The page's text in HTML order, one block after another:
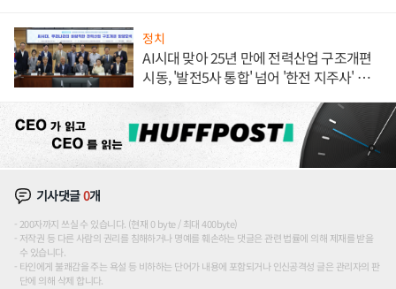
정치
AI시대 맞아 25년 만에 전력산업 구조개편
시동, '발전5사 통합' 넘어 '한전 지주사' 재편
기사댓글0개
200자까지 쓰실 수 있습니다. (현재 0 byte / 최대 400byte)
저작권 등 다른 사람의 권리를 침해하거나 명예를 훼손하는 댓글은 관련 법률에 의해 제재를 받을
수 있습니다.
타인에게 불쾌감을 주는 욕설 등 비하하는 단어가 내용에 포함되거나 인신공격성 글은 관리자의 판
단에 의해 삭제 합니다.